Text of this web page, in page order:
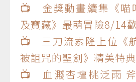
📺 金獎動畫續集《喵
及寶藏》最萌冒險8/14
📺 三刀流索隆上位《
被詛咒的聖劍》精美特
📺 血濺杏壇桃泛雨